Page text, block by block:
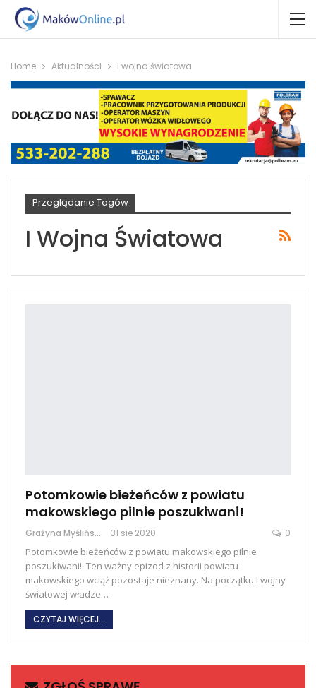
Home Aktualności I wojna światowa
Przeglądanie Tagów
I Wojna Światowa
Potomkowie bieżeńców z powiatu
makowskiego pilnie poszukiwani!
Grażyna Myślińska 31 sie 2020 0
Potomkowie bieżeńców z powiatu makowskiego pilnie
poszukiwani! Ten ważny epizod z historii powiatu
makowskiego wciąż pozostaje nieznany. Na początku I wojny
światowej władze…
CZYTAJ WIĘCEJ...